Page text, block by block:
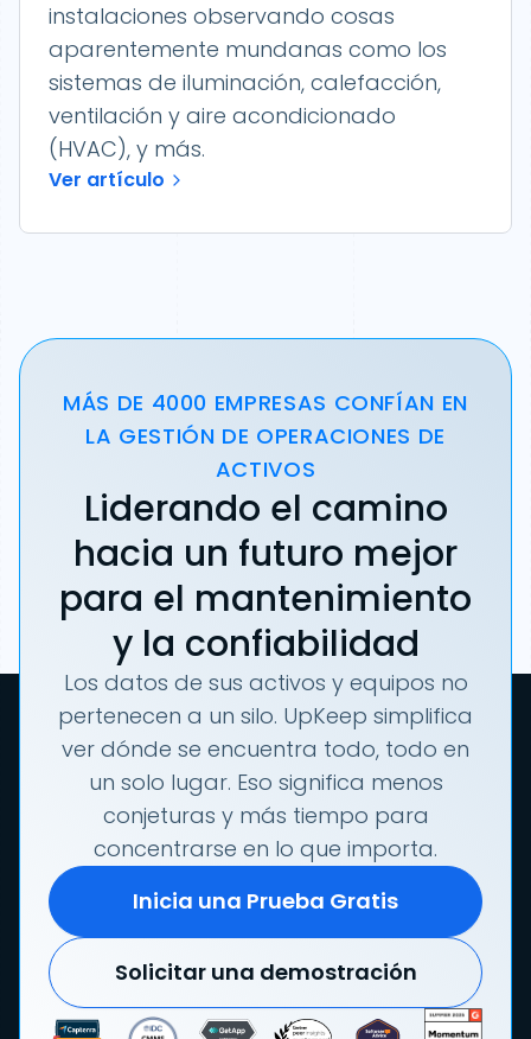
instalaciones observando cosas
aparentemente mundanas como los
sistemas de iluminación, calefacción,
ventilación y aire acondicionado
(HVAC), y más.
Ver artículo
MÁS DE 4000 EMPRESAS CONFÍAN EN
LA GESTIÓN DE OPERACIONES DE
ACTIVOS
Liderando el camino
hacia un futuro mejor
para el mantenimiento
y la confiabilidad
Los datos de sus activos y equipos no
pertenecen a un silo. UpKeep simplifica
ver dónde se encuentra todo, todo en
un solo lugar. Eso significa menos
conjeturas y más tiempo para
concentrarse en lo que importa.
Inicia una Prueba Gratis
Solicitar una demostración